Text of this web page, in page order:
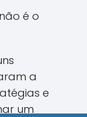
é o
a
e
um